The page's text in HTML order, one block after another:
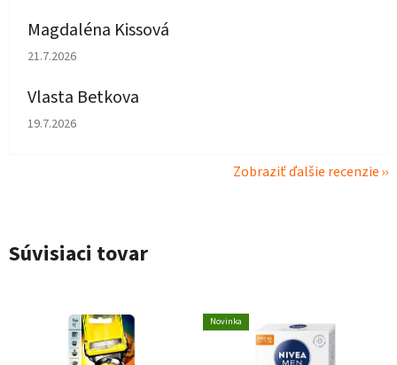
Magdaléna Kissová
Hodnotenie obchodu je 5 z 5 hviezdičiek.
21.7.2026
Vlasta Betkova
Hodnotenie obchodu je 5 z 5 hviezdičiek.
19.7.2026
Zobraziť ďalšie recenzie
Súvisiaci tovar
Novinka